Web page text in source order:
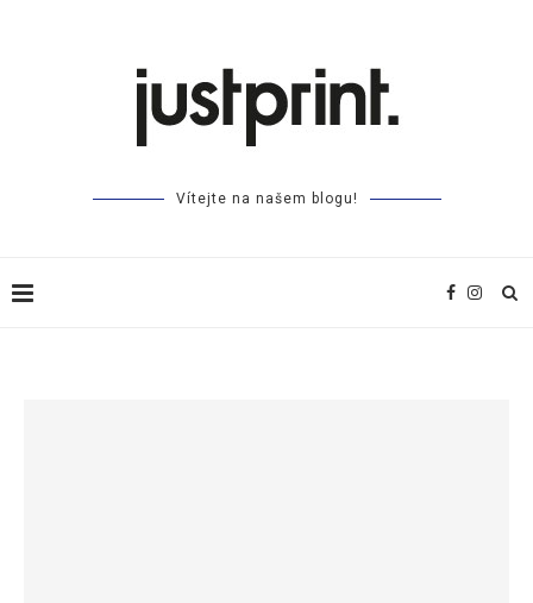
Vítejte na našem blogu!